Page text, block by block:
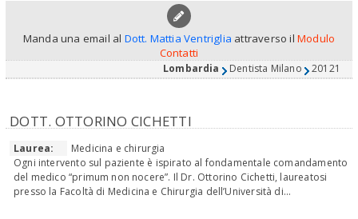
Manda una email al Dott. Mattia Ventriglia attraverso ilModulo
Contatti
Lombardia Dentista Milano 20121
DOTT. OTTORINO CICHETTI
Laurea:
Medicina e chirurgia
Ogni intervento sul paziente è ispirato al fondamentale comandamento
del medico “primum non nocere”. Il Dr. Ottorino Cichetti, laureatosi
presso la Facoltà di Medicina e Chirurgia dell’Università di...